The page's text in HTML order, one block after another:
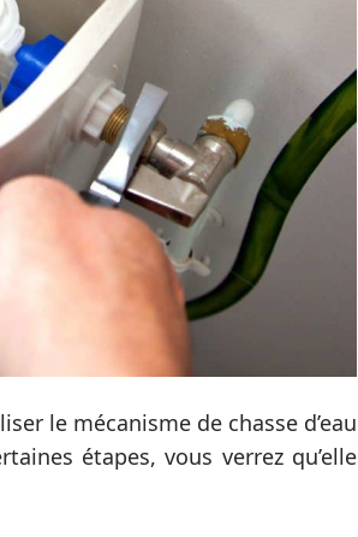
le mécanisme de chasse d’eau
étapes, vous verrez qu’elle